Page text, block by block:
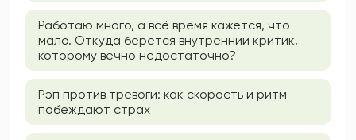
Работаю много, а всё время кажется, что
мало. Откуда берётся внутренний критик,
которому вечно недостаточно?
Рэп против тревоги: как скорость и ритм
побеждают страх